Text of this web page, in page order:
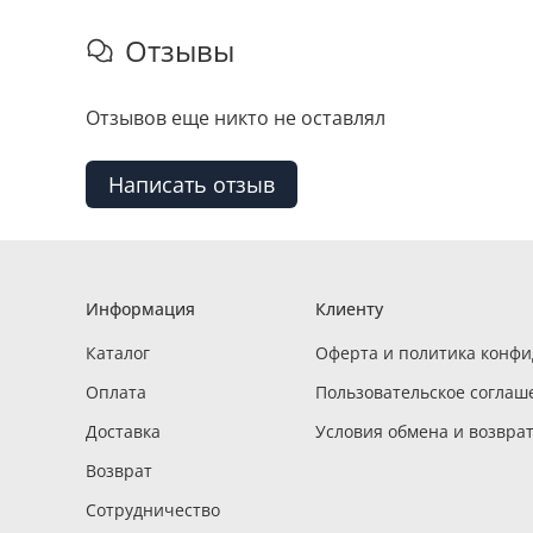
Отзывы
Отзывов еще никто не оставлял
Написать отзыв
Информация
Каталог
Оплата
Доставка
Возврат
Сотрудничество
Клиенту
Оферта и политика
Пользовательское
Условия обмена и